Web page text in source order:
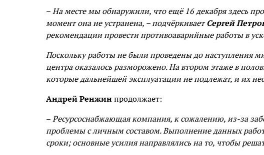
–На месте мы обнаружили, что ещё 16 декабря здесь
момент она не устранена, – подчёркиваетСергей
рекомендации провести противоаварийные работы в
Поскольку работы не были проведены до наступления
центра оказалось разморожено. На втором этаже в
которые дальнейшей эксплуатации не подлежат, и их
Андрей Ренжинпродолжает:
–Ресурсоснабжающая компания, к сожалению, из-за
проблемы с личным составом. Выполнение данных
сроки; основные усилия направлялись на то, чтобы